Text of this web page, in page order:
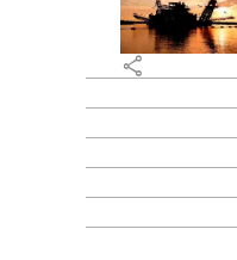
share